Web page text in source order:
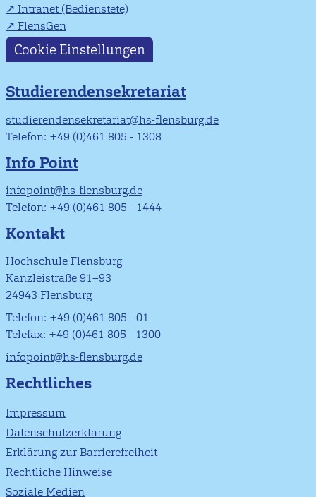
Intranet (Bedienstete)
FlensGen
Cookie Einstellungen
Studierendensekretariat
studierendensekretariat@hs-flensburg.de
Telefon: +49 (0)461 805 - 1308
Info Point
infopoint@hs-flensburg.de
Telefon: +49 (0)461 805 - 1444
Kontakt
Hochschule Flensburg
Kanzleistraße 91–93
24943 Flensburg
Telefon: +49 (0)461 805 - 01
Telefax: +49 (0)461 805 - 1300
infopoint@hs-flensburg.de
Rechtliches
Impressum
Datenschutzerklärung
Erklärung zur Barrierefreiheit
Rechtliche Hinweise
Soziale Medien